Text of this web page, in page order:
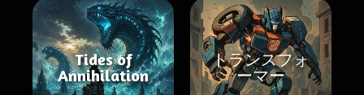
Tides of
Annihilation
トランスフォ
ーマー